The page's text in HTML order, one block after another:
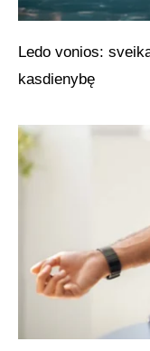
Ledo vonios:
kasdienybę